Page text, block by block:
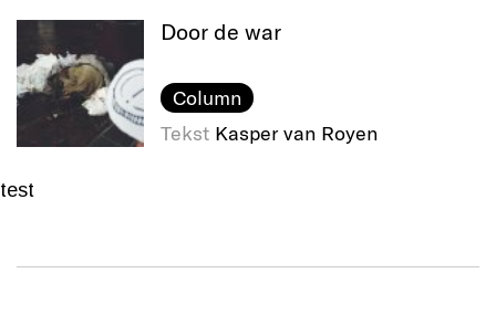
Door de war
Column
Tekst Kasper van Royen
test